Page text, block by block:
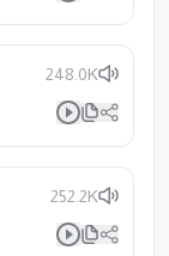
248.0K
252.2K